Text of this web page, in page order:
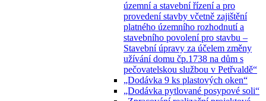
územní a stavební řízení a pro
provedení stavby včetně zajištění
platného územního rozhodnutí a
stavebního povolení pro stavbu –
Stavební úpravy za účelem změny
užívání domu čp.1738 na dům s
pečovatelskou službou v Petřvaldě“
„Dodávka 9 ks plastových oken“
„Dodávka pytlované posypové soli“